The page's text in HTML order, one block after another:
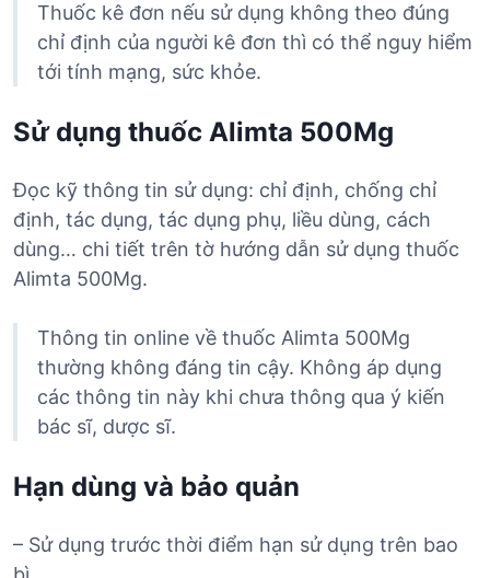
Thuốc kê đơn nếu sử dụng không theo đúng
chỉ định của người kê đơn thì có thể nguy hiểm
tới tính mạng, sức khỏe.
Sử dụng thuốc Alimta 500Mg
Đọc kỹ thông tin sử dụng: chỉ định, chống chỉ
định, tác dụng, tác dụng phụ, liều dùng, cách
dùng… chi tiết trên tờ hướng dẫn sử dụng thuốc
Alimta 500Mg.
Thông tin online về thuốc Alimta 500Mg
thường không đáng tin cậy. Không áp dụng
các thông tin này khi chưa thông qua ý kiến
bác sĩ, dược sĩ.
Hạn dùng và bảo quản
– Sử dụng trước thời điểm hạn sử dụng trên bao